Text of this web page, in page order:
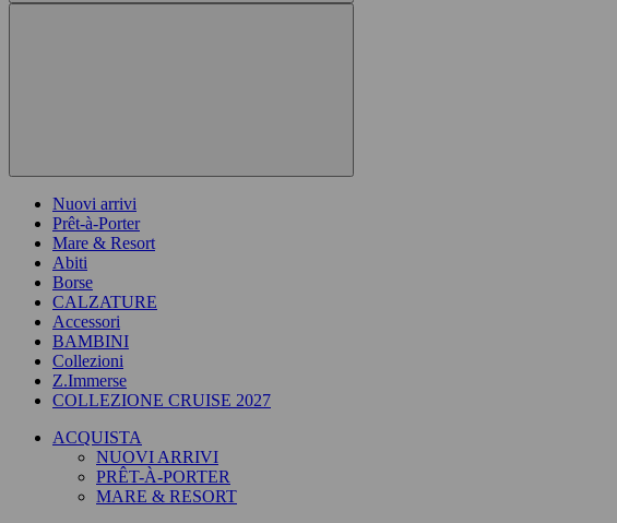
Nuovi arrivi
Prêt-à-Porter
Mare & Resort
Abiti
Borse
CALZATURE
Accessori
BAMBINI
Collezioni
Z.Immerse
COLLEZIONE CRUISE 2027
ACQUISTA
NUOVI ARRIVI
PRÊT-À-PORTER
MARE & RESORT